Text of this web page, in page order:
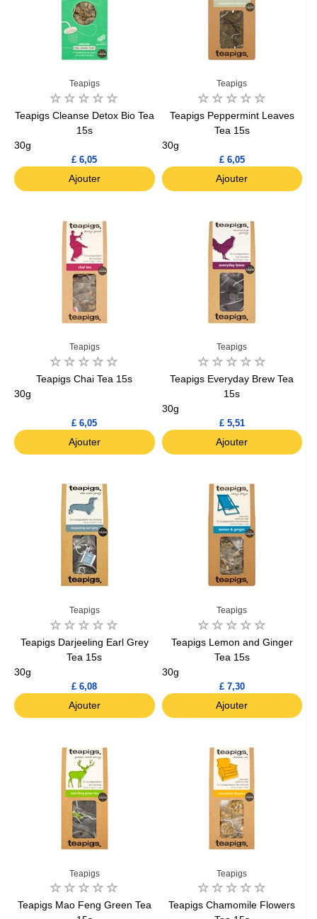
Teapigs
Teapigs Cleanse Detox Bio Tea
15s
30g
£ 6,05
Ajouter
Teapigs
Teapigs Peppermint Leaves
Tea 15s
30g
£ 6,05
Ajouter
Teapigs
Teapigs Chai Tea 15s
30g
£ 6,05
Ajouter
Teapigs
Teapigs Everyday Brew Tea
15s
30g
£ 5,51
Ajouter
Teapigs
Teapigs Darjeeling Earl Grey
Tea 15s
30g
£ 6,08
Ajouter
Teapigs
Teapigs Lemon and Ginger
Tea 15s
30g
£ 7,30
Ajouter
Teapigs
Teapigs Mao Feng Green Tea
Teapigs
Teapigs Chamomile Flowers